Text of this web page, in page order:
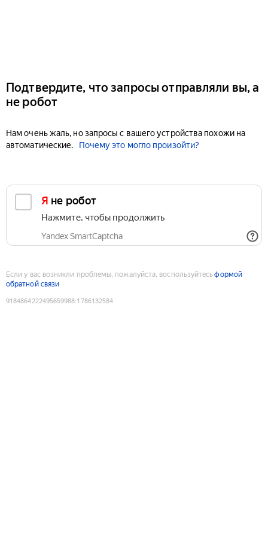
Подтвердите, что запросы отправляли вы, а
не робот
Нам очень жаль, но запросы с вашего устройства похожи на
автоматические.
Почему это могло произойти?
Я не робот
Нажмите, чтобы продолжить
Yandex SmartCaptcha
Если у вас возникли проблемы, пожалуйста, воспользуйтесьформой
обратной связи
9184864222495659988:1786132584